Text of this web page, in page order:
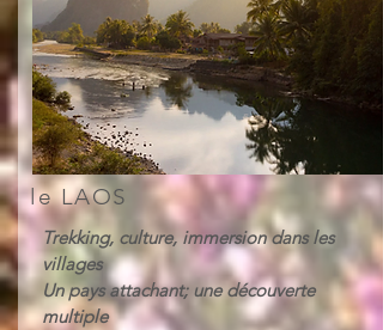
le LAOS
Trekking, culture, immersion dans les
villages
Un pays attachant; une découverte
multiple